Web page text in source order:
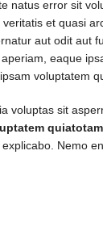
natus error sit
et quasi
aut odit aut
eaque
voluptatem
voluptas sit
Nemo